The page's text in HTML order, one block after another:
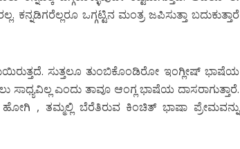
ಒಗ್ಗಟ್ಟಿನ ಮಂತ್ರ ಜಪಿಸುತ್ತಾ ಬದುಕುತ್ತಾರೆ
ಸುತ್ತಲೂ ತುಂಬಿಕೊಂಡಿರೋ ಇಂಗ್ಲೀಷ್ ಭಾಷೆಯ
ಎಂದು ತಾವೂ ಆಂಗ್ಲ ಭಾಷೆಯ ದಾಸರಾಗುತ್ತಾರೆ.
ಹೋಗಿ , ತಮ್ಮಲ್ಲಿ ಬೆರೆತಿರುವ ಕಿಂಚಿತ್ ಭಾಷಾ ಪ್ರೇಮವನ್ನು